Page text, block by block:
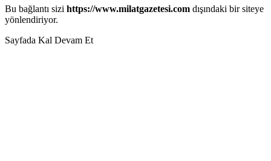
Bu bağlantı sizi https://www.milatgazetesi.com dışındaki bir siteye
yönlendiriyor.
Sayfada Kal Devam Et